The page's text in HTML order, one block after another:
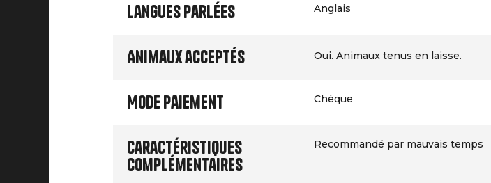
Langues parlées Anglais
Animaux acceptés Oui. Animaux tenus en laisse.
Mode paiement Chèque
Caractéristiques
complémentaires
Recommandé par mauvais temps